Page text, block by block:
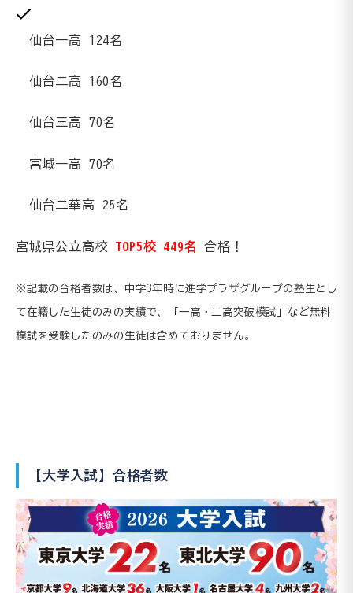
仙台一高 124名
仙台二高 160名
仙台三高 70名
宮城一高 70名
仙台二華高 25名
宮城県公立高校 TOP5校 449名 合格！
※記載の合格者数は、中学3年時に進学プラザグループの塾生とし
て在籍した生徒のみの実績で、「一高・二高突破模試」など無料
模試を受験したのみの生徒は含めておりません。
【大学入試】合格者数